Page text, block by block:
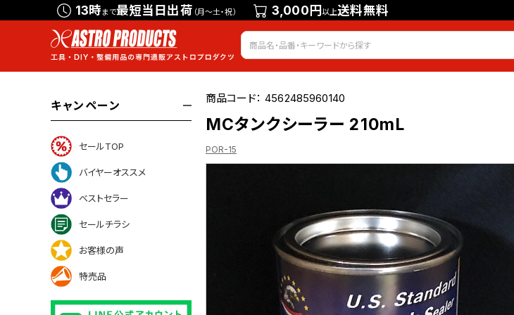
13時まで最短当日出荷 （月～土・祝） 3,000円以上送料無料
会員登録 ログイン お気に入り
キャンペーン
セールTOP
バイヤーオススメ
ベストセラー
セールチラシ
お客様の声
特売品
商品コード：4562485960140
MCタンクシーラー 210mL
POR-15